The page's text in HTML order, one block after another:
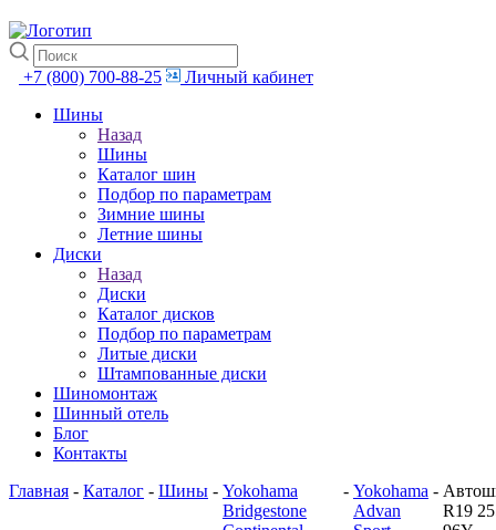
+7 (800) 700-88-25
Личный кабинет
Шины
Назад
Шины
Каталог шин
Подбор по параметрам
Зимние шины
Летние шины
Диски
Назад
Диски
Каталог дисков
Подбор по параметрам
Литые диски
Штампованные диски
Шиномонтаж
Шинный отель
Блог
Контакты
Главная - Каталог - Шины - Yokohama
Bridgestone
- Yokohama
Advan
-
R19